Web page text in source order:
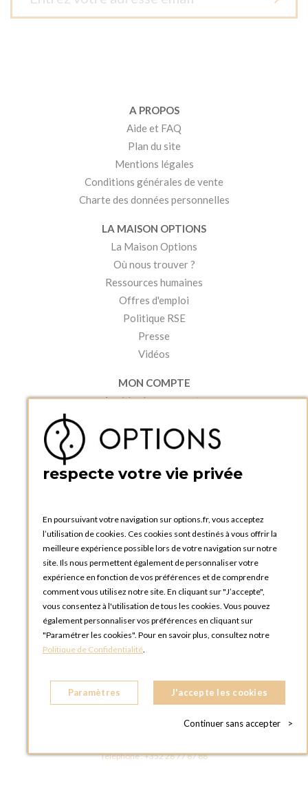
A PROPOS
Aide et FAQ
Plan du site
Mentions légales
Conditions générales de vente
Charte des données personnelles
LA MAISON OPTIONS
La Maison Options
Où nous trouver ?
Ressources humaines
Offres d'emploi
Politique RSE
Presse
Vidéos
MON COMPTE
Accéder à mon compte
Créer un compte
PRATIQUE
Catalogues et bons de commande
Tutoriels
OPTIONS LUXEMBOURG
13 rue Paul Rischard
5324 Contern
LUXEMBOURG
BOUTIQUE OPTIONS LUXEMBOURG
L - 1842 HOWALD LUXEMBOURG
Téléphone :+352 28 77 87 88
respecte votre vie privée
En poursuivant votre navigation sur options.fr, vous acceptez
l’utilisation de cookies. Ces cookies sont destinés à vous offrir la
meilleure expérience possible lors de votre navigation sur notre
site. Ils nous permettent également de personnaliser votre
expérience en fonction de vos préférences et de comprendre
comment vous utilisez notre site. En cliquant sur "J’accepte",
vous consentez à l'utilisation de tous les cookies. Vous pouvez
également personnaliser vos préférences en cliquant sur
"Paramétrer les cookies". Pour en savoir plus, consultez notre
Politique de Confidentialité.
Paramètres J'accepte les cookies
Continuer sans accepter >